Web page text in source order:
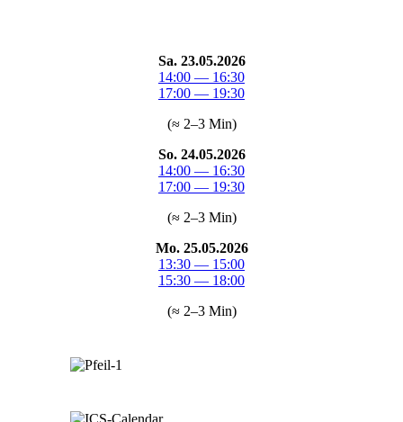
Sa. 23.05.2026
14:00 — 16:30
17:00 — 19:30
(≈ 2–3 Min)
So. 24.05.2026
14:00 — 16:30
17:00 — 19:30
(≈ 2–3 Min)
Mo. 25.05.2026
13:30 — 15:00
15:30 — 18:00
(≈ 2–3 Min)